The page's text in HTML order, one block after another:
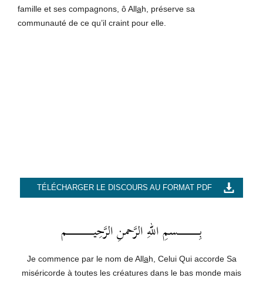
famille et ses compagnons, ô Allah, préserve sa
communauté de ce qu’il craint pour elle.
TÉLÉCHARGER LE DISCOURS AU FORMAT PDF
بِــــــــــــــــــسمِ اللهِ الرَّحمنِ الرَّحِيــــــــــــــــــــــم
Je commence par le nom de Allah, Celui Qui accorde Sa
miséricorde à toutes les créatures dans le bas monde mais